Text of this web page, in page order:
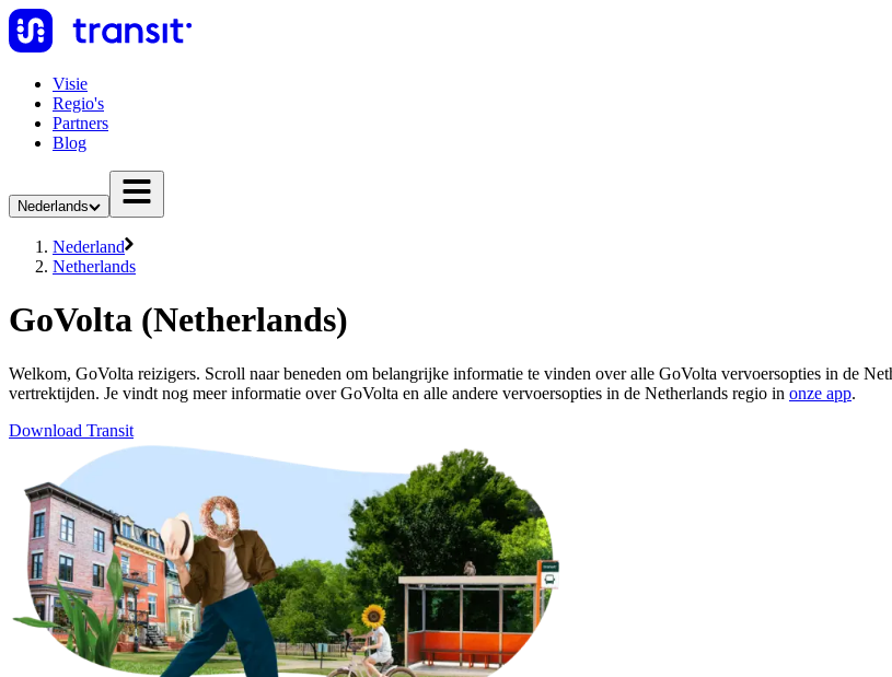
Visie
Regio's
Partners
Blog
Nederlands
Nederland
Netherlands
GoVolta (Netherlands)
Welkom, GoVolta reizigers. Scroll naar beneden om belangrijke informatie te vinden over alle GoVolta vervoersopties in de
vertrektijden. Je vindt nog meer informatie over GoVolta en alle andere vervoersopties in de Netherlands regio in onze app.
Download Transit